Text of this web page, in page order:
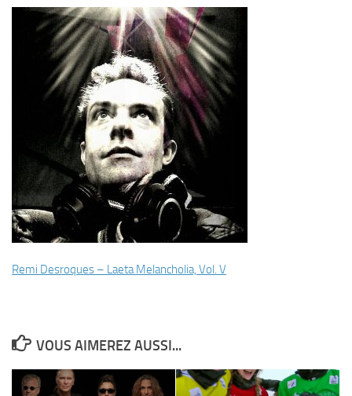
Remi Desroques – Laeta Melancholia, Vol. V
VOUS AIMEREZ AUSSI...